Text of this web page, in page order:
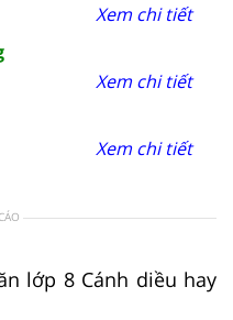
Xem chi tiết
Xem chi tiết
Xem chi tiết
lớp 8 Cánh diều hay